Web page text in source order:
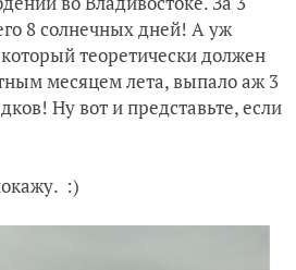
8 солнечных дней! А уж
теоретически должен
месяцем лета, выпало аж 3
Ну вот и представьте, если
:)